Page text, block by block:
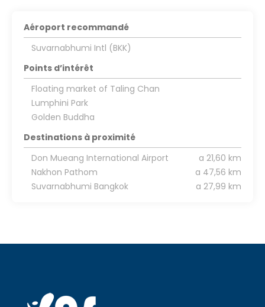
Aéroport recommandé
Suvarnabhumi Intl (BKK)
Points d’intérêt
Floating market of Taling Chan
Lumphini Park
Golden Buddha
Destinations à proximité
Don Mueang International Airport
a 21,60 km
Nakhon Pathom
a 47,56 km
Suvarnabhumi Bangkok
a 27,99 km